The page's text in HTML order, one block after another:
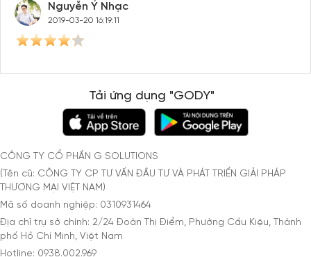
Nguyễn Ý Nhạc
2019-03-20 16:19:11
Tải ứng dụng "GODY"
CÔNG TY CỔ PHẦN G SOLUTIONS
(Tên cũ: CÔNG TY CP TƯ VẤN ĐẦU TƯ VÀ PHÁT TRIỂN GIẢI PHÁP
THƯƠNG MẠI VIỆT NAM)
Mã số doanh nghiệp: 0310931464
Địa chỉ trụ sở chính: 2/24 Đoàn Thị Điểm, Phường Cầu Kiệu, Thành
phố Hồ Chí Minh, Việt Nam
Hotline: 0938.002.969